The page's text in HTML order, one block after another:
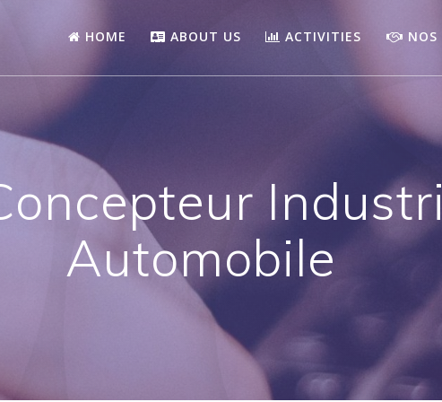
HOME ABOUT US ACTIVITIES NOS
Automobile